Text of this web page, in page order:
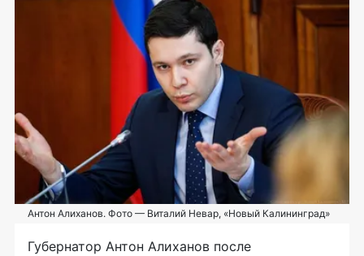
Антон Алиханов. Фото — Виталий Невар, «Новый Калининград»
Губернатор Антон Алиханов после